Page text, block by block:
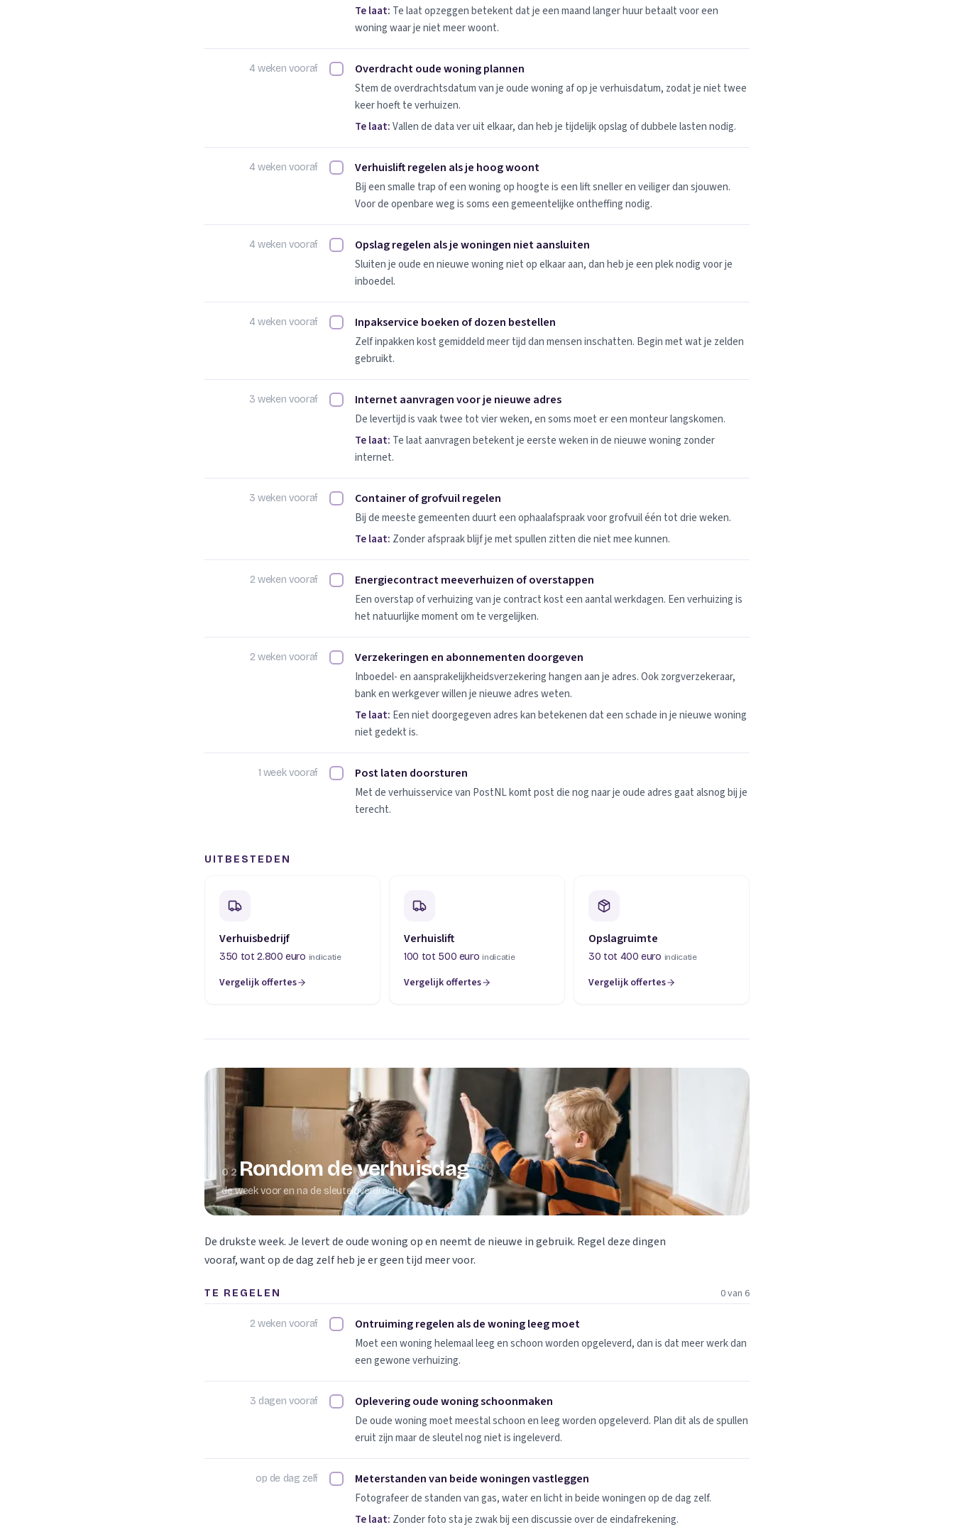
Te laat: Te laat opzeggen betekent dat je een maand langer huur betaalt voor een
woning waar je niet meer woont.
4 weken vooraf Overdracht oude woning plannen afvinken
Overdracht oude woning plannen
Stem de overdrachtsdatum van je oude woning af op je verhuisdatum, zodat je niet twee
keer hoeft te verhuizen.
Te laat:Vallen de data ver uit elkaar, dan heb je tijdelijk opslag of dubbele lasten nodig.
4 weken vooraf Verhuislift regelen als je hoog woont afvinken
Verhuislift regelen als je hoog woont
Bij een smalle trap of een woning op hoogte is een lift sneller en veiliger dan sjouwen.
Voor de openbare weg is soms een gemeentelijke ontheffing nodig.
4 weken vooraf Opslag regelen als je woningen niet aansluiten afvinken
Opslag regelen als je woningen niet aansluiten
Sluiten je oude en nieuwe woning niet op elkaar aan, dan heb je een plek nodig voor je
inboedel.
4 weken vooraf Inpakservice boeken of dozen bestellen afvinken
Inpakservice boeken of dozen bestellen
Zelf inpakken kost gemiddeld meer tijd dan mensen inschatten. Begin met wat je zelden
gebruikt.
3 weken vooraf Internet aanvragen voor je nieuwe adres afvinken
Internet aanvragen voor je nieuwe adres
De levertijd is vaak twee tot vier weken, en soms moet er een monteur langskomen.
Te laat: Te laat aanvragen betekent je eerste weken in de nieuwe woning zonder
internet.
3 weken vooraf Container of grofvuil regelen afvinken
Container of grofvuil regelen
Bij de meeste gemeenten duurt een ophaalafspraak voor grofvuil één tot drie weken.
Te laat: Zonder afspraak blijf je met spullen zitten die niet mee kunnen.
2 weken vooraf Energiecontract meeverhuizen of overstappen afvinken
Energiecontract meeverhuizen of overstappen
Een overstap of verhuizing van je contract kost een aantal werkdagen. Een verhuizing is
het natuurlijke moment om te vergelijken.
2 weken vooraf Verzekeringen en abonnementen doorgeven afvinken
Verzekeringen en abonnementen doorgeven
Inboedel- en aansprakelijkheidsverzekering hangen aan je adres. Ook zorgverzekeraar,
bank en werkgever willen je nieuwe adres weten.
Te laat: Een niet doorgegeven adres kan betekenen dat een schade in je nieuwe woning
niet gedekt is.
1 week vooraf Post laten doorsturen afvinken
Post laten doorsturen
Met de verhuisservice van PostNL komt post die nog naar je oude adres gaat alsnog bij je
terecht.
UITBESTEDEN
Verhuisbedrijf
350 tot 2.800 euro indicatie
Vergelijk offertes
(opent in een nieuw tabblad)
Verhuislift
100 tot 500 euro indicatie
Vergelijk offertes
(opent in een nieuw tabblad)
Opslagruimte
30 tot 400 euro indicatie
Vergelijk offertes
(opent in een nieuw tabblad)
02 Rondom de verhuisdag
de week voor en na de sleuteloverdracht
De drukste week. Je levert de oude woning op en neemt de nieuwe in gebruik. Regel deze dingen
vooraf, want op de dag zelf heb je er geen tijd meer voor.
TE REGELEN 0 van 6
2 weken vooraf Ontruiming regelen als de woning leeg moet afvinken
Ontruiming regelen als de woning leeg moet
Moet een woning helemaal leeg en schoon worden opgeleverd, dan is dat meer werk dan
een gewone verhuizing.
3 dagen vooraf Oplevering oude woning schoonmaken afvinken
Oplevering oude woning schoonmaken
De oude woning moet meestal schoon en leeg worden opgeleverd. Plan dit als de spullen
eruit zijn maar de sleutel nog niet is ingeleverd.
op de dag zelf Meterstanden van beide woningen vastleggen afvinken
Meterstanden van beide woningen vastleggen
Fotografeer de standen van gas, water en licht in beide woningen op de dag zelf.
Te laat: Zonder foto sta je zwak bij een discussie over de eindafrekening.